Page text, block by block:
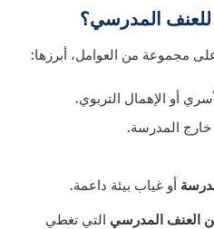
للعنف المدرسي؟
مجموعة من العوامل، أبرزها:
أو الإهمال التربوي.
خارج المدرسة.
أو غياب بيئة داعمة.
العنف المدرسي التي تغطي